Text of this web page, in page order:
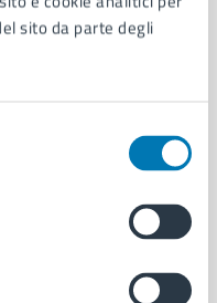
sito da parte degli